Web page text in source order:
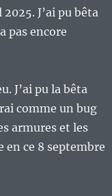
J’ai pu bêta
pas encore
J’ai pu la bêta
comme un bug
armures et les
ce 8 septembre